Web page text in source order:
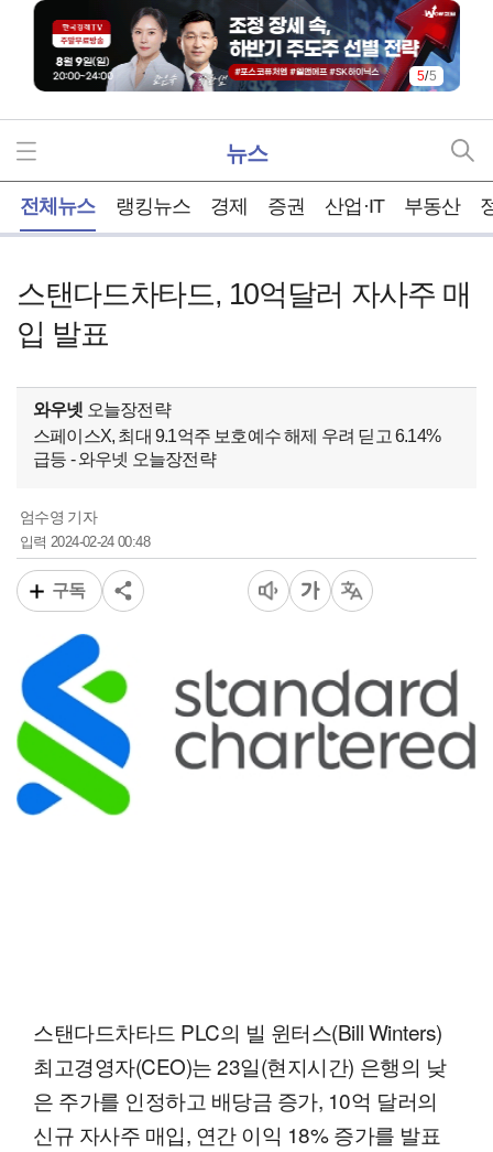
5/5
뉴스
전체뉴스 랭킹뉴스 경제 증권 산업·IT 부동산
스탠다드차타드, 10억달러 자사주 매
입 발표
와우넷 오늘장전략
스페이스X, 최대 9.1억주 보호예수 해제 우려 딛고 6.14%
급등 - 와우넷 오늘장전략
엄수영 기자
입력2024-02-24 00:48
구독
스탠다드차타드 PLC의 빌 윈터스(Bill Winters)
최고경영자(CEO)는 23일(현지시간) 은행의 낮
은 주가를 인정하고 배당금 증가, 10억 달러의
신규 자사주 매입, 연간 이익 18% 증가를 발표